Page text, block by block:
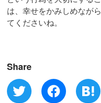
は、幸せをかみしめなが
てくださいね。
Share